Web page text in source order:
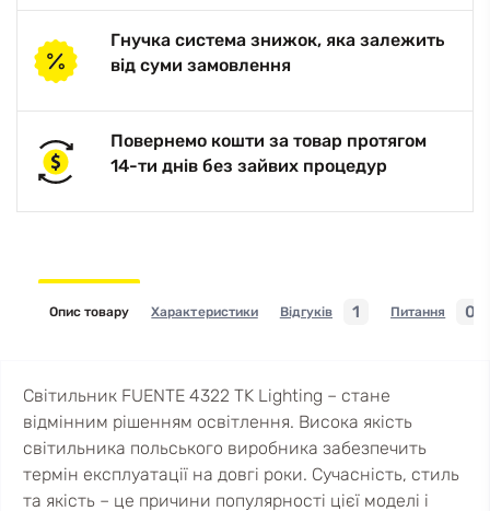
Гнучка система знижок, яка залежить
від суми замовлення
Повернемо кошти за товар протягом
14-ти днів без зайвих процедур
Опис товару Характеристики Відгуків 1 Питання 0
Світильник FUENTE 4322 TK Lighting – стане
відмінним рішенням освітлення. Висока якість
світильника польського виробника забезпечить
термін експлуатації на довгі роки. Сучасність, стиль
та якість – це причини популярності цієї моделі і